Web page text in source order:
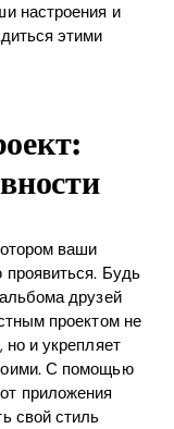
настроения и
этими
ваши
проявиться. Будь
друзей
проектом не
но и укрепляет
С помощью
от приложения
свой стиль